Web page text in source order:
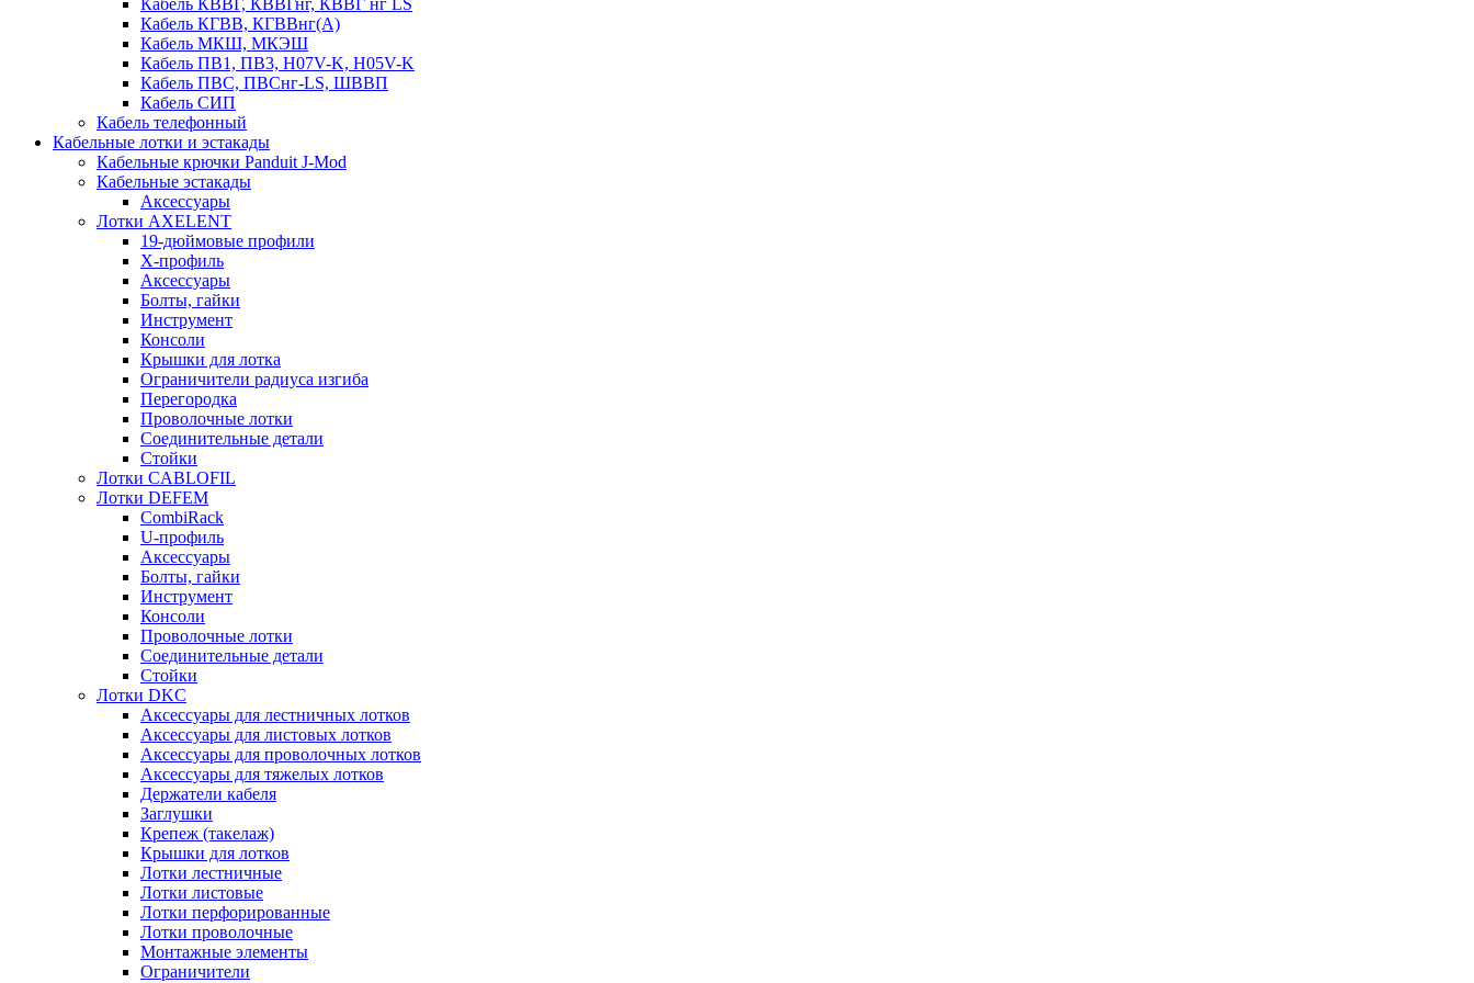
Кабель КГВВ, КГВВнг(А)
Кабель МКШ, МКЭШ
Кабель ПВ1, ПВ3, H07V-K, H05V-K
Кабель ПВС, ПВСнг-LS, ШВВП
Кабель СИП
Кабель телефонный
Кабельные лотки и эстакады
Кабельные крючки Panduit J-Mod
Кабельные эстакады
Аксессуары
Лотки AXELENT
19-дюймовые профили
X-профиль
Аксессуары
Болты, гайки
Инструмент
Консоли
Крышки для лотка
Ограничители радиуса изгиба
Перегородка
Проволочные лотки
Соединительные детали
Стойки
Лотки CABLOFIL
Лотки DEFEM
CombiRack
U-профиль
Аксессуары
Болты, гайки
Инструмент
Консоли
Проволочные лотки
Соединительные детали
Стойки
Лотки DKC
Аксессуары для лестничных лотков
Аксессуары для листовых лотков
Аксессуары для проволочных лотков
Аксессуары для тяжелых лотков
Держатели кабеля
Заглушки
Крепеж (такелаж)
Крышки для лотков
Лотки лестничные
Лотки листовые
Лотки перфорированные
Лотки проволочные
Монтажные элементы
Ограничители